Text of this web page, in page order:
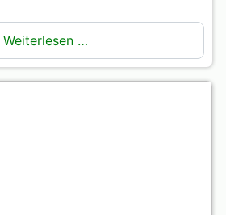
Weiterlesen …